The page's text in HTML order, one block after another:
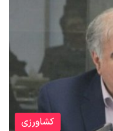
کشاورزی